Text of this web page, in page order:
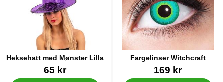
Heksehatt med Mønster Lilla
Varenummer 31364
65 kr
Fargelinser Witchcraft
Varenummer 38550
169 kr